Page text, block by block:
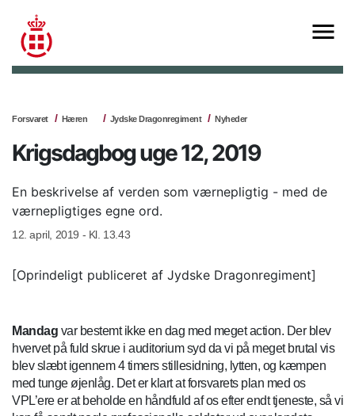
Forsvaret Hæren Jydske Dragonregiment Nyheder
Krigsdagbog uge 12, 2019
En beskrivelse af verden som værnepligtig - med de
værnepligtiges egne ord.
12. april, 2019 - Kl. 13.43
[Oprindeligt publiceret af Jydske Dragonregiment]
Mandag var bestemt ikke en dag med meget action. Der blev
hvervet på fuld skrue i auditorium syd da vi på meget brutal vis
blev slæbt igennem 4 timers stillesidning, lytten, og kæmpen
med tunge øjenlåg. Det er klart at forsvarets plan med os
VPL’ere er at beholde en håndfuld af os efter endt tjeneste, så vi